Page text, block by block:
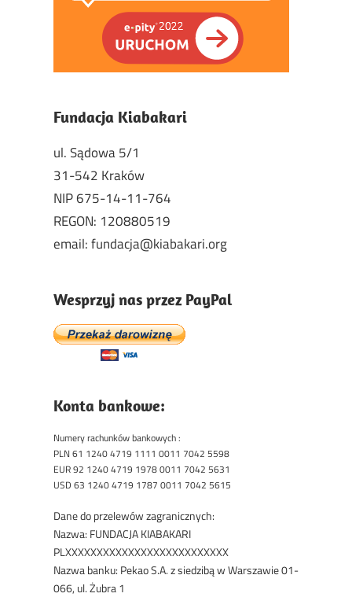
Fundacja Kiabakari
ul. Sądowa 5/1
31-542 Kraków
NIP 675-14-11-764
REGON: 120880519
email: fundacja@kiabakari.org
Wesprzyj nas przez PayPal
Konta bankowe:
Numery rachunków bankowych :
PLN 61 1240 4719 1111 0011 7042 5598
EUR 92 1240 4719 1978 0011 7042 5631
USD 63 1240 4719 1787 0011 7042 5615
Dane do przelewów zagranicznych:
Nazwa: FUNDACJA KIABAKARI
PLXXXXXXXXXXXXXXXXXXXXXXXXXX
Nazwa banku: Pekao S.A. z siedzibą w Warszawie 01-
066, ul. Żubra 1